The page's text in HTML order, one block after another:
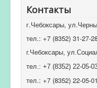
Контакты
г.Чебоксары,
тел.: +7 (8352) 31-27-
г.Чебоксары,
тел.: +7 (8352) 22-05-
тел.: +7 (8352) 22-05-